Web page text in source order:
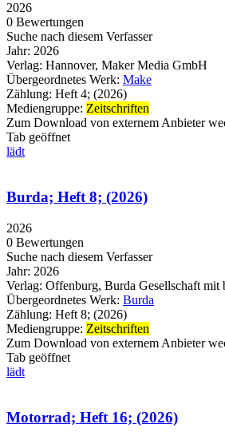
2026
0 Bewertungen
Suche nach diesem Verfasser
Jahr: 2026
Verlag: Hannover, Maker Media GmbH
Übergeordnetes Werk: Make
Zählung: Heft 4; (2026)
Mediengruppe: Zeitschriften
Zum Download von externem Anbieter
Tab geöffnet
lädt
Burda; Heft 8; (2026)
2026
0 Bewertungen
Suche nach diesem Verfasser
Jahr: 2026
Verlag: Offenburg, Burda Gesellschaft mit
Übergeordnetes Werk: Burda
Zählung: Heft 8; (2026)
Mediengruppe: Zeitschriften
Zum Download von externem Anbieter
Tab geöffnet
lädt
Motorrad; Heft 16; (2026)